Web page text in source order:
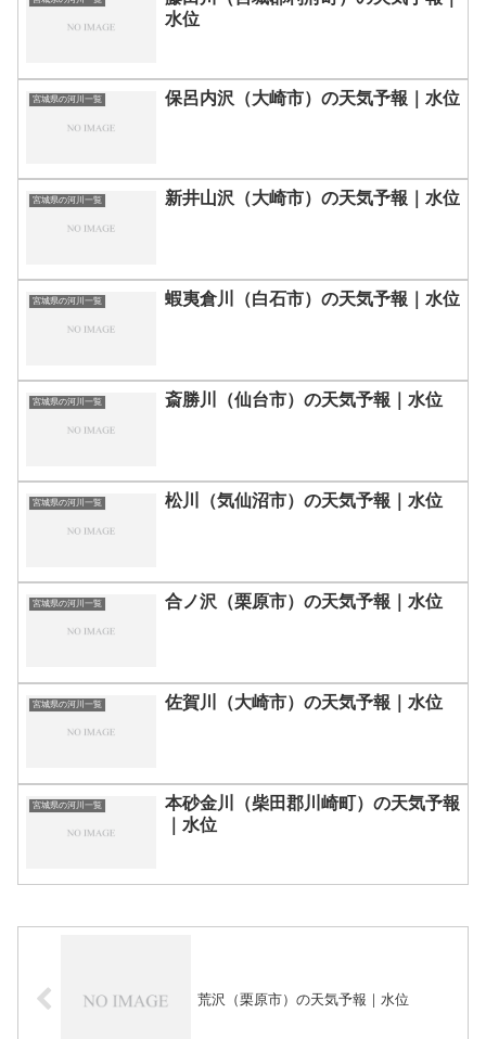
水位
宮城県の河川一覧 保呂内沢（大崎市）の天気予報｜水位
宮城県の河川一覧 新井山沢（大崎市）の天気予報｜水位
宮城県の河川一覧 蝦夷倉川（白石市）の天気予報｜水位
宮城県の河川一覧 斎勝川（仙台市）の天気予報｜水位
宮城県の河川一覧 松川（気仙沼市）の天気予報｜水位
宮城県の河川一覧 合ノ沢（栗原市）の天気予報｜水位
宮城県の河川一覧 佐賀川（大崎市）の天気予報｜水位
宮城県の河川一覧
本砂金川（柴田郡川崎町）の天気予報
｜水位
荒沢（栗原市）の天気予報｜水位